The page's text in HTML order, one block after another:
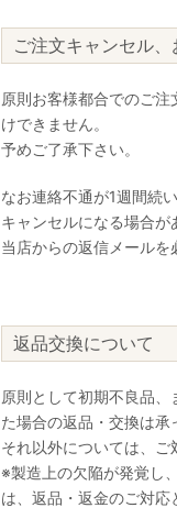
ご注文キャンセル
原則お客様都合でのご
けできません。
予めご了承下さい。
なお連絡不通が1週間続
キャンセルになる場合が
当店からの返信メールを
返品交換について
原則として初期不良品
た場合の返品・交換は承
それ以外については、ご
※製造上の欠陥が発覚し
は、返品・返金のご対応